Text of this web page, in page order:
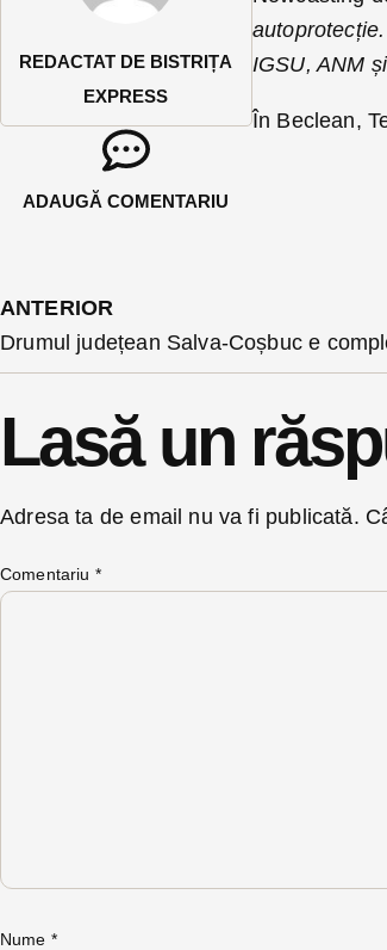
REDACTAT DE BISTRIȚA
EXPRESS
ADAUGĂ COMENTARIU
IGSU, ANM
În Beclean,
ANTERIOR
Lasă un
Adresa ta de email nu va fi publicată.
Comentariu *
Nume *